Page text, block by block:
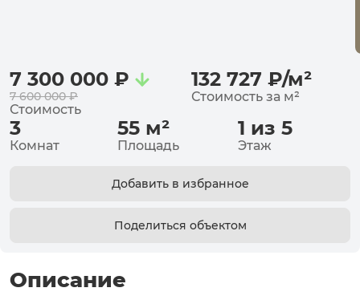
7 300 000 ₽
7 600 000 ₽
Стоимость
132 727 ₽/м²
Стоимость за м²
3
Комнат
55 м²
Площадь
1 из 5
Этаж
Добавить в избранное
Поделиться объектом
Описание